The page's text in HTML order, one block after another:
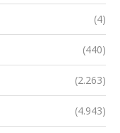
(4)
(440)
(2.263)
(4.943)